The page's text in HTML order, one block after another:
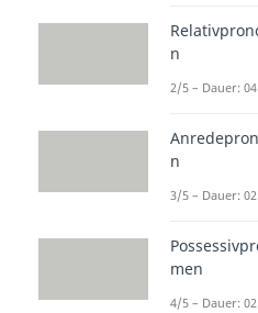
alle
Nomen
n
2/5 – Dauer:
n
3/5 – Dauer:
men
4/5 – Dauer: